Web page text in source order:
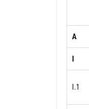
A
I
I.1